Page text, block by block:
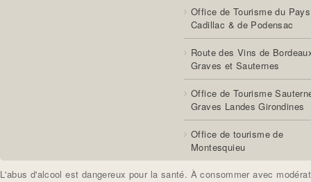
Office de Tourisme du
Cadillac & de Podensac
Route des Vins de
Graves et Sauternes
Office de Tourisme
Graves Landes Girondines
Office de tourisme de
Montesquieu
L'abus d'alcool est dangereux pour la santé. À consommer avec